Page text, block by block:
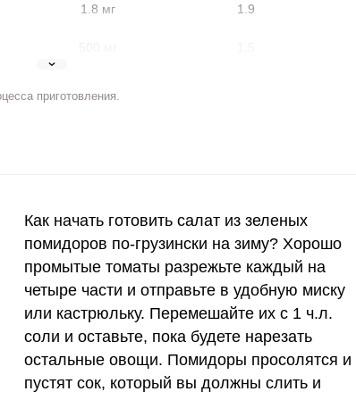
1.8 мг 1.9
90 мкг 102.3
15 мг 3.2
50 мг 0
120 мкг 27.3
приготовления.
Как начать готовить салат из зеленых
помидоров по-грузински на зиму? Хорошо
промытые томаты разрежьте каждый на
четыре части и отправьте в удобную миску
или кастрюльку. Перемешайте их с 1 ч.л.
соли и оставьте, пока будете нарезать
остальные овощи. Помидоры просолятся и
пустят сок, который вы должны слить и
с помощью социальных сетей:
или